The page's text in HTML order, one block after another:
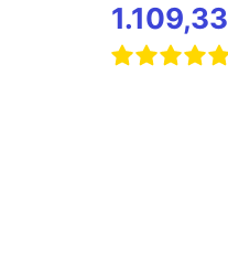
1.109,33